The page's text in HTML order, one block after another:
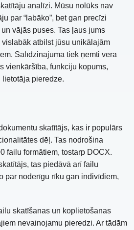
analīzi. Mūsu nolūks nav
par “labāko”, bet gan precīzi
vājās puses. Tas ļaus jums
atbilst jūsu unikālajām
Salīdzinājumā tiek ņemti vērā
vienkāršība, funkciju kopums,
pieredze.
skatītājs, kas ir populārs
dēļ. Tas nodrošina
failu formātiem, tostarp DOCX.
tas piedāvā arī failu
par noderīgu rīku gan indivīdiem,
skatīšanas un koplietošanas
nevainojamu pieredzi. Ar tādām